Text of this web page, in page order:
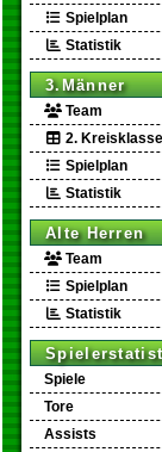
Spielplan
Statistik
3.Männer
Team
2. Kreisklasse
Spielplan
Statistik
Alte Herren
Team
Spielplan
Statistik
Spiele
Tore
Assists